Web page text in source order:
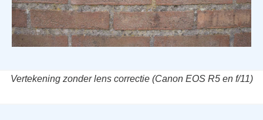
Vertekening zonder lens correctie (Canon EOS R5 en f/11)